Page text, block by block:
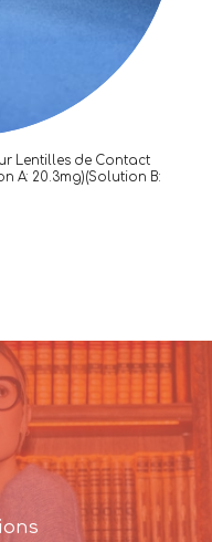
Lentilles de Contact
A: 20.3mg)(Solution B: